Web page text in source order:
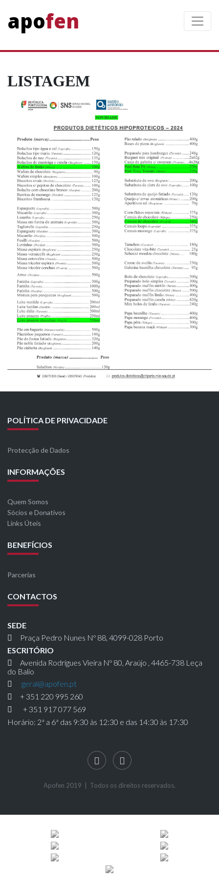
apofen
LISTAGEM
POLÍTICA DE PRIVACIDADE
Protecção de Dados
INFORMAÇÕES
Quem Somos
Sócios e Donativos
Links Úteis
BENEFÍCIOS
Parcerias
CONTACTOS
SEDE
Praça Pedro Nunes Nº 88, 4099-028 Porto
ESCRITÓRIO
Avenida Rodrigues Vieira Nº 80, Araújo , 4465-738 Leça
do Balio
geral@apofen.pt
+ 351 220 995 260
+ 351 917 077 569
Horário: 2ª a 6ª das 9:30 às 12:30 e das 14:30 às 17:30
Apofen 2019 | Todos os direitos reservados.